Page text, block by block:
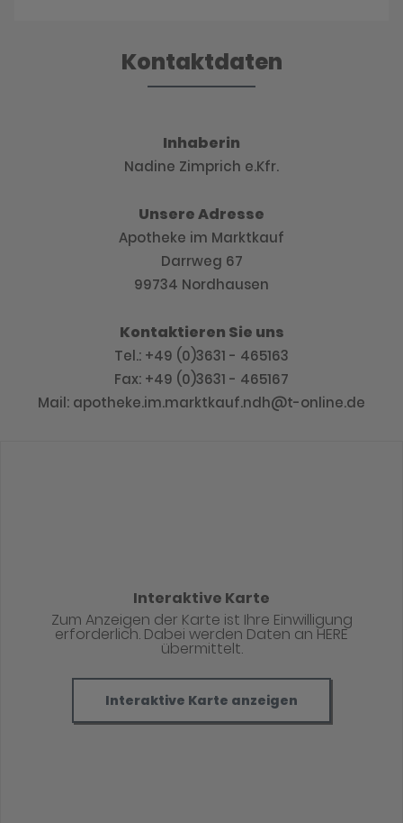
Kontaktdaten
Inhaberin
Nadine Zimprich e.Kfr.
Unsere Adresse
Apotheke im Marktkauf
Darrweg 67
99734 Nordhausen
Kontaktieren Sie uns
Tel.: +49 (0)3631 - 465163
Fax: +49 (0)3631 - 465167
Mail: apotheke.im.marktkauf.ndh@t-online.de
Interaktive Karte
Zum Anzeigen der Karte ist Ihre Einwilligung
erforderlich. Dabei werden Daten an HERE
übermittelt.
Interaktive Karte anzeigen